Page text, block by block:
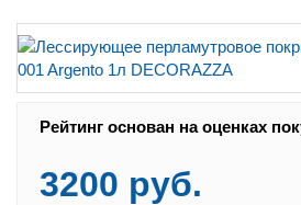
Рейтинг:
Рейтинг основан на оценках
3200 руб.